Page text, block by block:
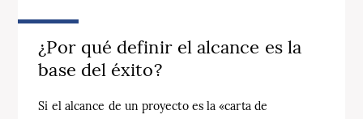
¿Por qué definir el alcance es la
base del éxito?
Si el alcance de un proyecto es la «carta de